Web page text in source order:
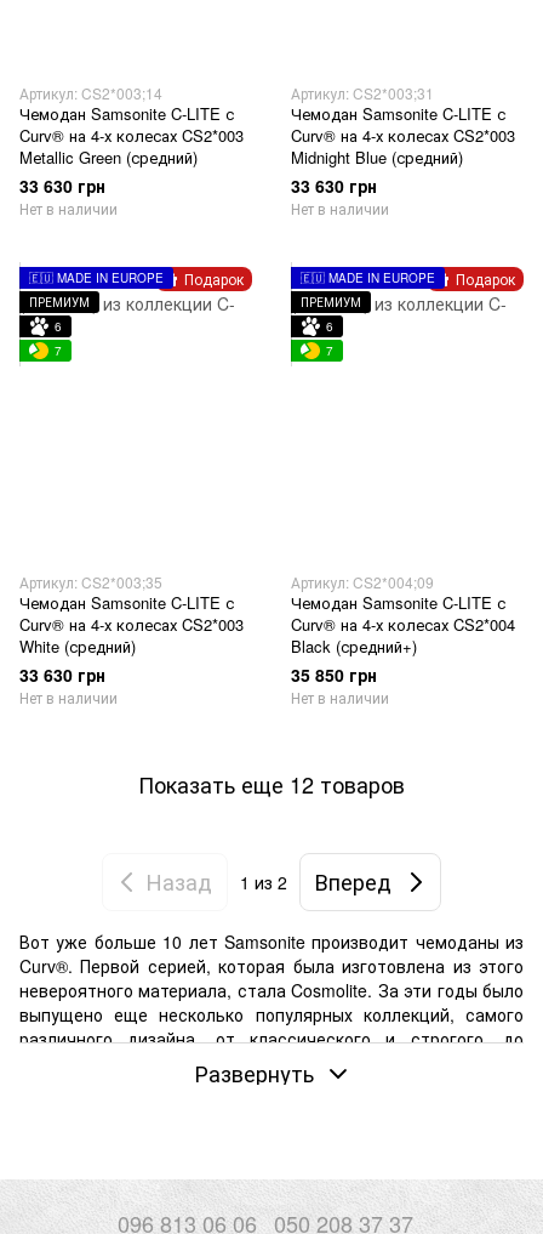
Артикул: CS2*003;14
Чемодан Samsonite C-LITE с
Curv® на 4-х колесах CS2*003
Mеtallic Green (средний)
33 630 грн
Нет в наличии
Артикул: CS2*003;31
Чемодан Samsonite C-LITE с
Curv® на 4-х колесах CS2*003
Midnight Blue (средний)
33 630 грн
Нет в наличии
Подарок
🇪🇺 MADE IN EUROPE
ПРЕМИУМ
6
7
Артикул: CS2*003;35
Чемодан Samsonite C-LITE с
Curv® на 4-х колесах CS2*003
White (средний)
33 630 грн
Нет в наличии
Подарок
🇪🇺 MADE IN EUROPE
ПРЕМИУМ
6
7
Артикул: CS2*004;09
Чемодан Samsonite C-LITE с
Curv® на 4-х колесах CS2*004
Black (средний+)
35 850 грн
Нет в наличии
Показать еще 12 товаров
Назад 1 из 2 Вперед
Вот уже больше 10 лет Samsonite производит чемоданы из
Curv®. Первой серией, которая была изготовлена из этого
невероятного материала, стала Cosmolite. За эти годы было
выпущено еще несколько популярных коллекций, самого
различного дизайна, от классического и строгого, до
подробнее рассмотрим его, особенности конструкции
чемоданов из Curv® и развеем некоторые заблуждения. А
Развернуть
096 813 06 06 050 208 37 37